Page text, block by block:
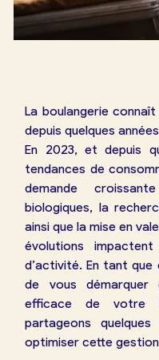
La boulangerie
depuis quelques
En 2023, et depuis
tendances de
demande
biologiques, la
ainsi que la mise en
évolutions
d’activité. En tant
de vous
efficace de votre
partageons
optimiser cette